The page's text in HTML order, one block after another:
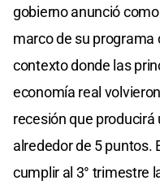
gobierno anunció
marco de su programa
contexto donde las
economía real
recesión que producirá
alrededor de 5 puntos.
cumplir al 3° trimestre